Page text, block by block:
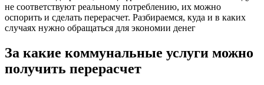
не соответствуют реальному потреблению, их можно
оспорить и сделать перерасчет. Разбираемся, куда и в каких
случаях нужно обращаться для экономии денег
За какие коммунальные услуги можно
получить перерасчет